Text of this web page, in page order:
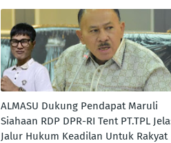
ALMASU Dukung Pendapat Maruli
Siahaan RDP DPR-RI Tent PT.TPL
Jalur Hukum Keadilan Untuk Rakyat